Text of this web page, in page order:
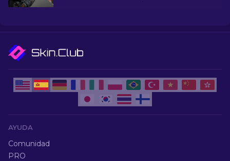
AYUDA
Comunidad
PRO